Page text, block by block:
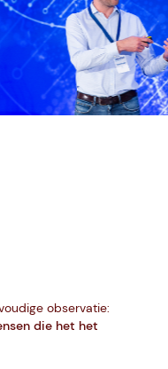
observatie:
die het het